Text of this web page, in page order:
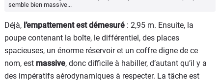
semble bien massive...
Déjà, l’empattement est démesuré : 2,95 m. Ensuite, la
poupe contenant la boîte, le différentiel, des places
spacieuses, un énorme réservoir et un coffre digne de ce
nom, est massive, donc difficile à habiller, d’autant qu’il y a
des impératifs aérodynamiques à respecter. La tâche est